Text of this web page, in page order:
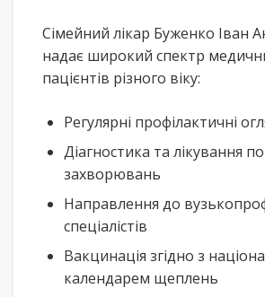
Сімейний лікар Буженко Іван
надає широкий спектр
пацієнтів різного віку:
Регулярні профілактичні
Діагностика та лікування
захворювань
Направлення до
спеціалістів
Вакцинація згідно з
календарем щеплень